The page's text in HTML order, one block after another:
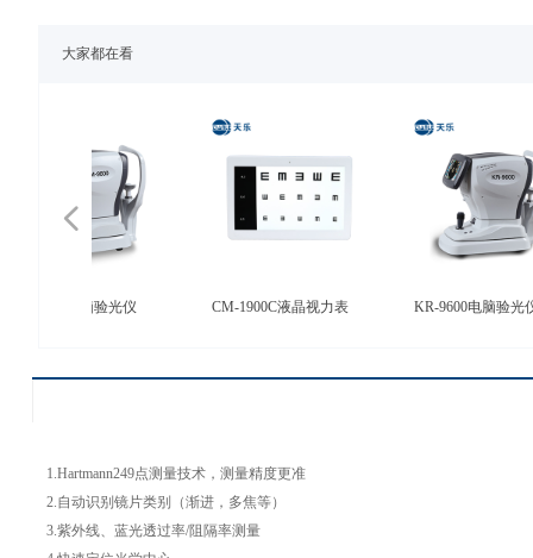
1.Hartmann249点测量技术，测量精度更准
2.自动识别镜片类别（渐进，多焦等）
3.紫外线、蓝光透过率/阻隔率测量
大家都在看
CM-1900C液晶视力表 KR-9600电脑验光仪
넳